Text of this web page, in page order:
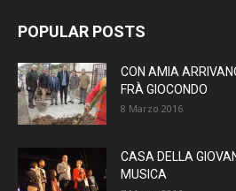
POPULAR POSTS
CON AMIA
FRÀ GIOCONDO
8 Marzo 2016
CASA DELLA
MUSICA